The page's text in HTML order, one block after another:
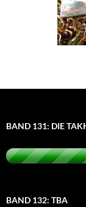
BAND 131: DIE
BAND 132: TBA